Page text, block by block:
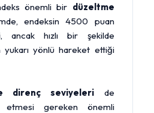
önemli bir düzeltme
endeksin 4500 puan
ancak hızlı bir şekilde
yukarı yönlü hareket ettiği
direnç seviyeleri de
etmesi gereken önemli